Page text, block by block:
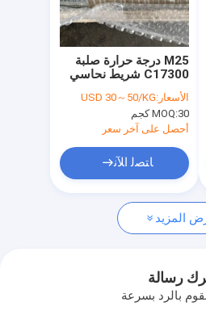
M25 درجة حرارة صلبة
C17300 شريط نحاسي
2000 مم
الأسعار:USD 30～50/KG
MOQ:30 كجم
أحصل على آخر سعر
ﺎﺘﺼﻟ ﺍﻶﻧ
المزيد
رسالة
بالرد بسرعة